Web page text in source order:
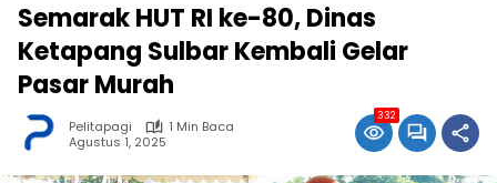
Semarak HUT RI ke-80, Dinas
Ketapang Sulbar Kembali Gelar
Pasar Murah
Pelitapagi
1 Min Baca
Agustus 1, 2025
332